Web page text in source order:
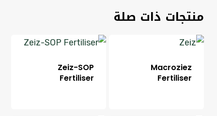
منتجات ذات صلة
Macroziez
Fertiliser
Zeiz-SOP
Fertiliser